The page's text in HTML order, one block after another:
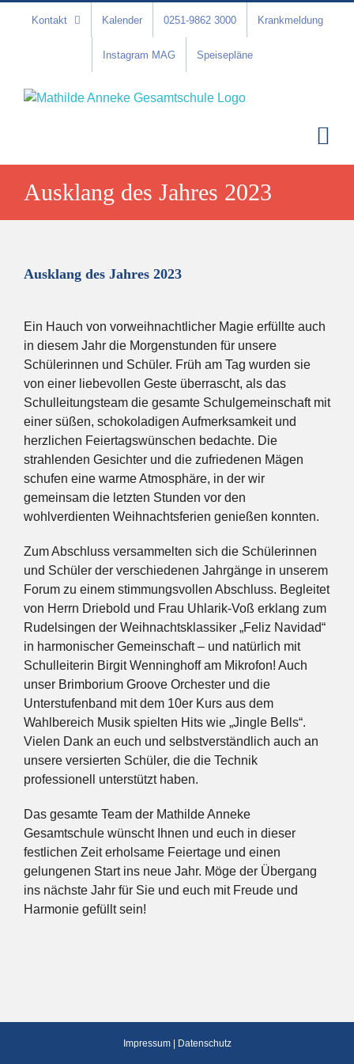
Kontakt Kalender 0251-9862 3000 Krankmeldung
Instagram MAG Speisepläne
Ausklang des Jahres 2023
Ausklang des Jahres 2023
Ein Hauch von vorweihnachtlicher Magie erfüllte auch
in diesem Jahr die Morgenstunden für unsere
Schülerinnen und Schüler. Früh am Tag wurden sie
von einer liebevollen Geste überrascht, als das
Schulleitungsteam die gesamte Schulgemeinschaft mit
einer süßen, schokoladigen Aufmerksamkeit und
herzlichen Feiertagswünschen bedachte. Die
strahlenden Gesichter und die zufriedenen Mägen
schufen eine warme Atmosphäre, in der wir
gemeinsam die letzten Stunden vor den
wohlverdienten Weihnachtsferien genießen konnten.
Zum Abschluss versammelten sich die Schülerinnen
und Schüler der verschiedenen Jahrgänge in unserem
Forum zu einem stimmungsvollen Abschluss. Begleitet
von Herrn Driebold und Frau Uhlarik-Voß erklang zum
Rudelsingen der Weihnachtsklassiker „Feliz Navidad“
in harmonischer Gemeinschaft – und natürlich mit
Schulleiterin Birgit Wenninghoff am Mikrofon! Auch
unser Brimborium Groove Orchester und die
Unterstufenband mit dem 10er Kurs aus dem
Wahlbereich Musik spielten Hits wie „Jingle Bells“.
Vielen Dank an euch und selbstverständlich auch an
unsere versierten Schüler, die die Technik
professionell unterstützt haben.
Das gesamte Team der Mathilde Anneke
Gesamtschule wünscht Ihnen und euch in dieser
festlichen Zeit erholsame Feiertage und einen
gelungenen Start ins neue Jahr. Möge der Übergang
ins nächste Jahr für Sie und euch mit Freude und
Harmonie gefüllt sein!
Impressum| Datenschutz